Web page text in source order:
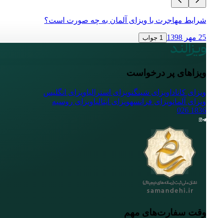
شرایط مهاجرت با ویزای آلمان به چه صورت است؟
25 مهر 1398 1 جواب
ویزاهای پر درخواست
ویزای کانادا ویزای شینگنویزای استرالیاویزای انگلیس
ویزای آلمانویزای فرانسهویزای ایتالیاویزای روسیه
1836
وقت سفارت‌های مهم